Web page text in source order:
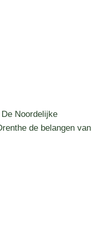
Noordelijke
de belangen van